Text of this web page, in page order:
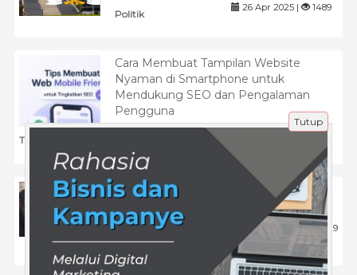
Politik
26 Apr 2025 | 1489
Cara Membuat Tampilan Website
Nyaman di Smartphone untuk
Mendukung SEO dan Pengalaman
Pengguna
Tips
27 Jun 2026 | 124
10 Strategi Pemasaran Hemat Biaya
14 Jun 2024 | 779
Tutup